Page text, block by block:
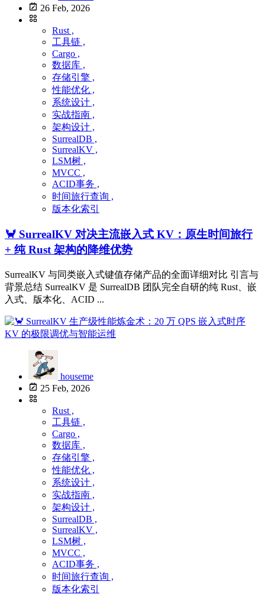
26 Feb, 2026
Rust ,
工具链 ,
Cargo ,
数据库 ,
存储引擎 ,
性能优化 ,
系统设计 ,
实战指南 ,
架构设计 ,
SurrealDB ,
SurrealKV ,
LSM树 ,
MVCC ,
ACID事务 ,
时间旅行查询 ,
版本化索引
🦀 SurrealKV 对决主流嵌入式 KV：原生时间旅行
+ 纯 Rust 架构的降维优势
SurrealKV 与同类嵌入式键值存储产品的全面详细对比 引言与
背景总结 SurrealKV 是 SurrealDB 团队完全自研的纯 Rust、嵌
入式、版本化、ACID ...
houseme
25 Feb, 2026
Rust ,
工具链 ,
Cargo ,
数据库 ,
存储引擎 ,
性能优化 ,
系统设计 ,
实战指南 ,
架构设计 ,
SurrealDB ,
SurrealKV ,
LSM树 ,
MVCC ,
ACID事务 ,
时间旅行查询 ,
版本化索引